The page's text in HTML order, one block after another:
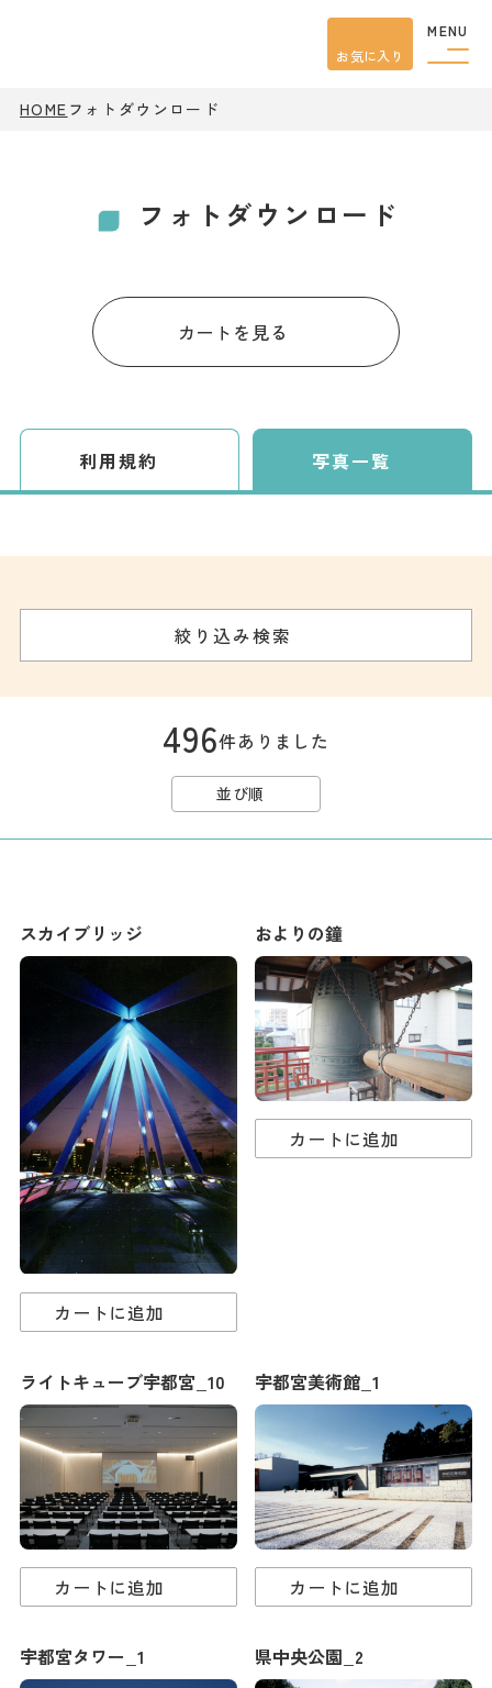
MENU
お気に入り
HOME フォトダウンロード
フォトダウンロード
カートを見る
利用規約 写真一覧
絞り込み検索
496件ありました
並び順
スカイブリッジ
カートに追加
およりの鐘
カートに追加
ライトキューブ宇都宮_10
カートに追加
宇都宮美術館_1
カートに追加
宇都宮タワー_1 県中央公園_2
観光スポット
はじめての宇都宮
宇都宮市民ライター
記事
子店
撮影支援・
フィルムコミ
ッション
ロード
パンフレット
ダウンロード
お問い合わせ